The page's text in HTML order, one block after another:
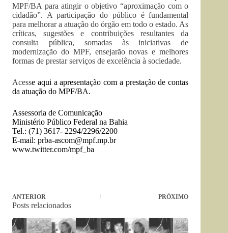
MPF/BA para atingir o objetivo “aproximação com o
cidadão”. A participação do público é fundamental
para melhorar a atuação do órgão em todo o estado. As
críticas, sugestões e contribuições resultantes da
consulta pública, somadas às iniciativas de
modernização do MPF, ensejarão novas e melhores
formas de prestar serviços de excelência à sociedade.
Acesse aqui a apresentação com a prestação de contas
da atuação do MPF/BA.
Assessoria de Comunicação
Ministério Público Federal na Bahia
Tel.: (71) 3617- 2294/2296/2200
E-mail: prba-ascom@mpf.mp.br
www.twitter.com/mpf_ba
ANTERIOR PRÓXIMO
Posts relacionados